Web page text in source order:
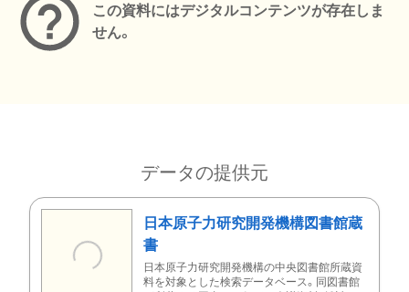
この資料にはデジタルコンテンツが存在しま
せん。
データの提供元
日本原子力研究開発機構図書館蔵
書
日本原子力研究開発機構の中央図書館所蔵資
料を対象とした検索データベース。同図書館